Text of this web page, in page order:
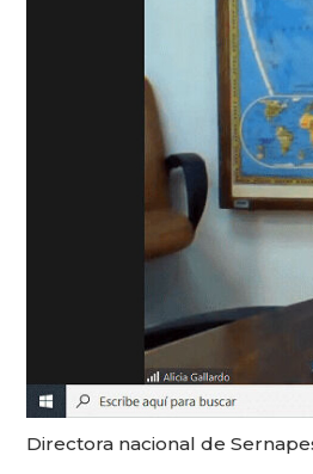
Directora nacional de